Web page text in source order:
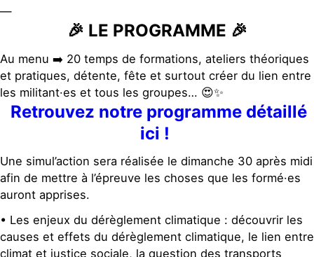
—
🎉 LE PROGRAMME 🎉
Au menu ➡️ 20 temps de formations, ateliers théoriques
et pratiques, détente, fête et surtout créer du lien entre
les militant·es et tous les groupes… 😍✨
Retrouvez notre programme détaillé
ici !
Une simul’action sera réalisée le dimanche 30 après midi
afin de mettre à l’épreuve les choses que les formé·es
auront apprises.
• Les enjeux du dérèglement climatique : découvrir les
causes et effets du dérèglement climatique, le lien entre
climat et justice sociale, la question des transports